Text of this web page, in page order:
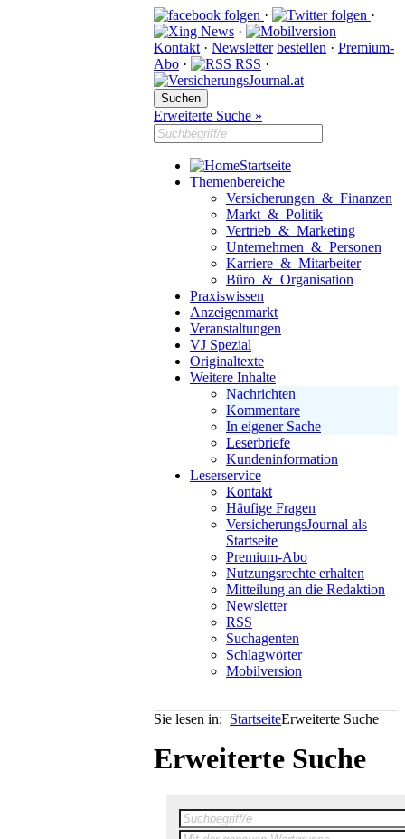
·
·
·
Kontakt · Newsletter bestellen · Premium-
Abo · RSS ·
Erweiterte Suche »
Startseite
Themenbereiche
Versicherungen & Finanzen
Markt & Politik
Vertrieb & Marketing
Unternehmen & Personen
Karriere & Mitarbeiter
Büro & Organisation
Praxiswissen
Anzeigenmarkt
Veranstaltungen
VJ Spezial
Originaltexte
Weitere Inhalte
Nachrichten
Kommentare
In eigener Sache
Leserbriefe
Kundeninformation
Leserservice
Kontakt
Häufige Fragen
VersicherungsJournal als
Startseite
Premium-Abo
Nutzungsrechte erhalten
Mitteilung an die Redaktion
Newsletter
RSS
Suchagenten
Schlagwörter
Mobilversion
Sie lesen in: StartseiteErweiterte Suche
Erweiterte Suche